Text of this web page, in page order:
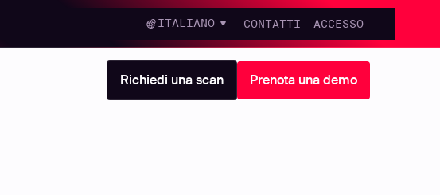
ITALIANO CONTATTI ACCESSO
Richiedi una scan Prenota una demo